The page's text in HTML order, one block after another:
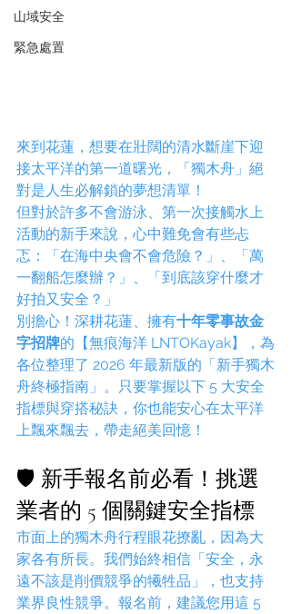
山域安全
緊急處置
來到花蓮，想要在壯闊的清水斷崖下迎
接太平洋的第一道曙光，「獨木舟」絕
對是人生必解鎖的夢想清單！
但對於許多不會游泳、第一次接觸水上
活動的新手來說，心中難免會有些忐
忑：「在海中央會不會危險？」、「萬
一翻船怎麼辦？」、「到底該穿什麼才
好拍又安全？」
別擔心！深耕花蓮、擁有十年零事故金
字招牌的【無痕海洋 LNTOKayak】，為
各位整理了 2026 年最新版的「新手獨木
舟終極指南」。只要掌握以下 5 大安全
指標與穿搭秘訣，你也能安心在太平洋
上飄來飄去，帶走絕美回憶！
🛡️ 新手報名前必看！挑選
業者的 5 個關鍵安全指標
市面上的獨木舟行程眼花撩亂，因為大
家各有所長。我們始終相信「安全，永
遠不該是削價競爭的犧牲品」，也支持
業界良性競爭。報名前，建議您用這 5